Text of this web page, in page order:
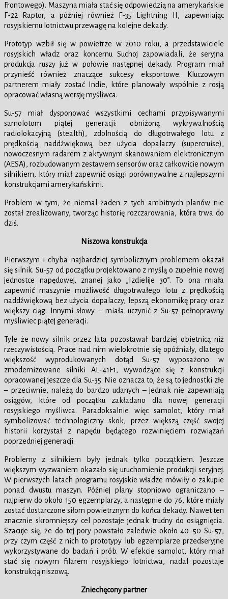
Frontowego). Maszyna miała stać się odpowiedzią na amerykańskie
F-22 Raptor, a później również F-35 Lightning II, zapewniając
rosyjskiemu lotnictwu przewagę na kolejne dekady.
Prototyp wzbił się w powietrze w 2010 roku, a przedstawiciele
rosyjskich władz oraz koncernu Suchoj zapowiadali, że seryjna
produkcja ruszy już w połowie następnej dekady. Program miał
przynieść również znaczące sukcesy eksportowe. Kluczowym
partnerem miały zostać Indie, które planowały wspólnie z rosją
opracować własną wersję myśliwca.
Su-57 miał dysponować wszystkimi cechami przypisywanymi
samolotom piątej generacji: obniżoną wykrywalnością
radiolokacyjną (stealth), zdolnością do długotrwałego lotu z
prędkością naddźwiękową bez użycia dopalaczy (supercruise),
nowoczesnym radarem z aktywnym skanowaniem elektronicznym
(AESA), rozbudowanym zestawem sensorów oraz całkowicie nowym
silnikiem, który miał zapewnić osiągi porównywalne z najlepszymi
konstrukcjami amerykańskimi.
Problem w tym, że niemal żaden z tych ambitnych planów nie
został zrealizowany, tworząc historię rozczarowania, która trwa do
dziś.
Niszowa konstrukcja
Pierwszym i chyba najbardziej symbolicznym problemem okazał
się silnik. Su-57 od początku projektowano z myślą o zupełnie nowej
jednostce napędowej, znanej jako „Izdielije 30”. To ona miała
zapewnić maszynie możliwość długotrwałego lotu z prędkością
naddźwiękową bez użycia dopalaczy, lepszą ekonomikę pracy oraz
większy ciąg. Innymi słowy – miała uczynić z Su-57 pełnoprawny
myśliwiec piątej generacji.
Tyle że nowy silnik przez lata pozostawał bardziej obietnicą niż
rzeczywistością. Prace nad nim wielokrotnie się opóźniały, dlatego
większość wyprodukowanych dotąd Su-57 wyposażono w
zmodernizowane silniki AL-41F1, wywodzące się z konstrukcji
opracowanej jeszcze dla Su-35. Nie oznacza to, że są to jednostki złe
– przeciwnie, należą do bardzo udanych – jednak nie zapewniają
osiągów, które od początku zakładano dla nowej generacji
rosyjskiego myśliwca. Paradoksalnie więc samolot, który miał
symbolizować technologiczny skok, przez większą część swojej
historii korzystał z napędu będącego rozwinięciem rozwiązań
poprzedniej generacji.
Problemy z silnikiem były jednak tylko początkiem. Jeszcze
większym wyzwaniem okazało się uruchomienie produkcji seryjnej.
W pierwszych latach programu rosyjskie władze mówiły o zakupie
ponad dwustu maszyn. Później plany stopniowo ograniczano –
najpierw do około 150 egzemplarzy, a następnie do 76, które miały
zostać dostarczone siłom powietrznym do końca dekady. Nawet ten
znacznie skromniejszy cel pozostaje jednak trudny do osiągnięcia.
Szacuje się, że do tej pory powstało zaledwie około 40–50 Su-57,
przy czym część z nich to prototypy lub egzemplarze przedseryjne
wykorzystywane do badań i prób. W efekcie samolot, który miał
stać się nowym filarem rosyjskiego lotnictwa, nadal pozostaje
konstrukcją niszową.
Zniechęcony partner